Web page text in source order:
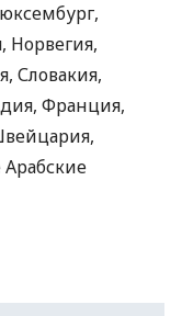
Норвегия,
Словакия,
Франция,